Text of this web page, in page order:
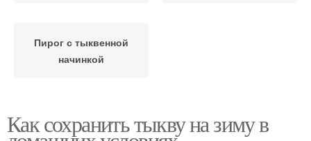
Пирог с тыквенной
начинкой
Как сохранить тыкву на зиму в